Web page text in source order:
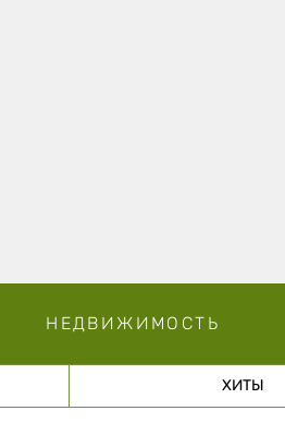
НЕДВИЖИМОСТЬ
ХИТЫ